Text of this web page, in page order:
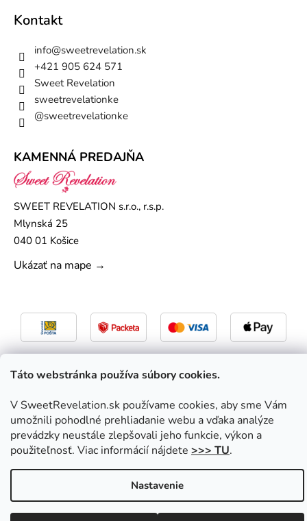
Táto webstránka používa súbory cookies.
V SweetRevelation.sk používame cookies, aby sme Vám
umožnili pohodlné prehliadanie webu a vďaka analýze
prevádzky neustále zlepšovali jeho funkcie, výkon a
použiteľnosť. Viac informácií nájdete >>> TU.
Nastavenie
Kontakt
info@sweetrevelation.sk
+421 905 624 571
Sweet Revelation
sweetrevelationke
@sweetrevelationke
KAMENNÁ PREDAJŇA
SWEET REVELATION s.r.o., r.s.p.
Mlynská 25
040 01 Košice
Ukázať na mape →
Vytvoril Shoptet | Upravil Balkys
Copyright 2026SweetRevelation.sk. Všetky práva